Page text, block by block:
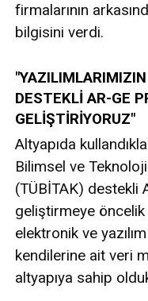
firmalarının
bilgisini verdi.
DESTEKLİ AR-GE
GELİŞTİRİYORUZ"
Altyapıda
Bilimsel ve
(TÜBİTAK) destekli
geliştirmeye
elektronik ve
kendilerine ait veri
altyapıya sahip